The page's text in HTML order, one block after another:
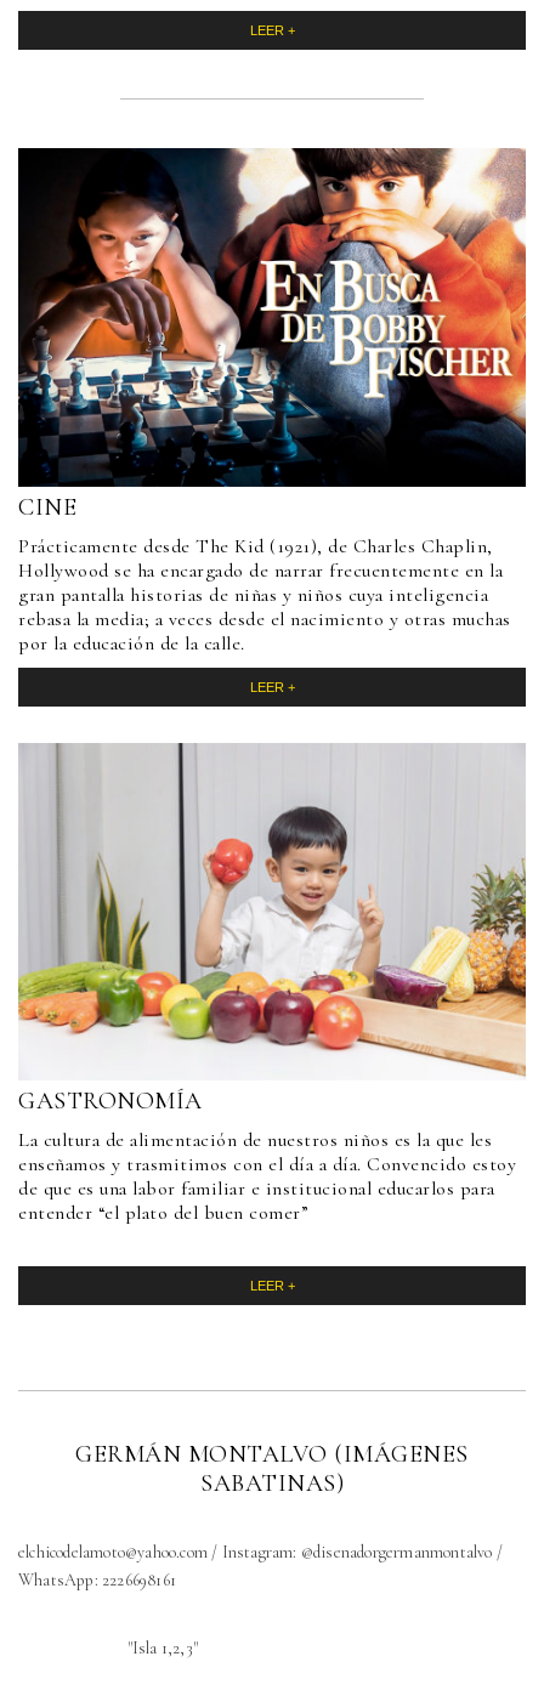
LEER +
CINE
Prácticamente desde The Kid (1921), de Charles Chaplin,
Hollywood se ha encargado de narrar frecuentemente en la
gran pantalla historias de niñas y niños cuya inteligencia
rebasa la media; a veces desde el nacimiento y otras muchas
por la educación de la calle.
LEER +
GASTRONOMÍA
La cultura de alimentación de nuestros niños es la que les
enseñamos y trasmitimos con el día a día. Convencido estoy
de que es una labor familiar e institucional educarlos para
entender “el plato del buen comer”
LEER +
GERMÁN MONTALVO (IMÁGENES
SABATINAS)
elchicodelamoto@yahoo.com / Instagram: @disenadorgermanmontalvo /
WhatsApp: 2226698161
"Isla 1,2,3"